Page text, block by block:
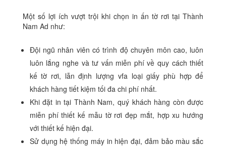
Một số lợi ích vượt trội khi chọn in ấn tờ rơi tại Thành
Nam Ad như:
Đội ngũ nhân viên có trình độ chuyên môn cao, luôn
luôn lắng nghe và tư vấn miễn phí về quy cách thiết
kế tờ rơi, lẫn định lượng vfa loại giấy phù hợp để
khách hàng tiết kiệm tối đa chi phí nhất.
Khi đặt in tại Thành Nam, quý khách hàng còn được
miễn phí thiết kế mẫu tờ rơi đẹp mắt, hợp xu hướng
với thiết kế hiện đại.
Sử dụng hệ thống máy in hiện đại, đảm bảo màu sắc